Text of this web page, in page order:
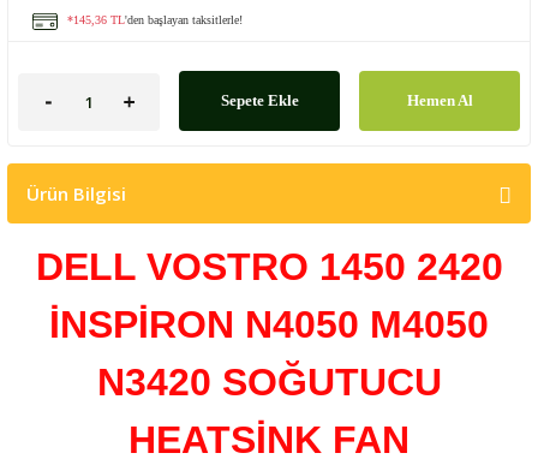
*145,36 TL'den başlayan taksitlerle!
Sepete Ekle Hemen Al
Ürün Bilgisi
DELL VOSTRO 1450 2420
İNSPİRON N4050 M4050
N3420 SOĞUTUCU
HEATSİNK FAN